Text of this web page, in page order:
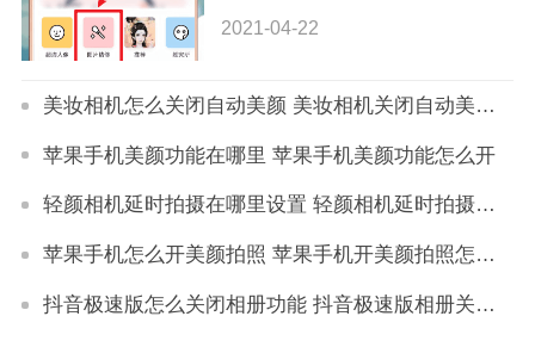
2021-04-22
美妆相机怎么关闭自动美颜 美妆相机关闭自动美颜方法攻略
苹果手机美颜功能在哪里 苹果手机美颜功能怎么开
轻颜相机延时拍摄在哪里设置 轻颜相机延时拍摄设置方法
苹果手机怎么开美颜拍照 苹果手机开美颜拍照怎么设置
抖音极速版怎么关闭相册功能 抖音极速版相册关闭教程